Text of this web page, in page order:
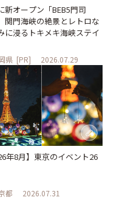
新オープン「BEB5門司
関門海峡の絶景とレトロな
に浸るトキメキ海峡ステイ
県 [PR] 2026.07.29
年8月】東京のイベント26
都 2026.07.31